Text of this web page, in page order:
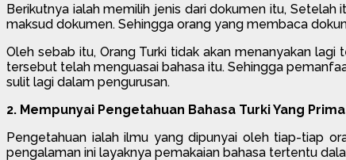
Berikutnya ialah memilih jenis dari dokumen itu,
maksud dokumen. Sehingga orang yang membaca
Oleh sebab itu, Orang Turki tidak akan menanyakan
tersebut telah menguasai bahasa itu. Sehingga
sulit lagi dalam pengurusan.
2. Mempunyai Pengetahuan Bahasa Turki Yang Prima
Pengetahuan ialah ilmu yang dipunyai oleh tiap-tiap
pengalaman ini layaknya pemakaian bahasa tertentu